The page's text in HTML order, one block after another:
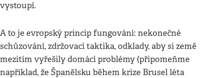
vystoupí.
A to je evropský princip fungování: nekonečné
schůzování, zdržovací taktika, odklady, aby si země
mezitím vyřešily domácí problémy (připomeňme
například, že Španělsku během krize Brusel léta